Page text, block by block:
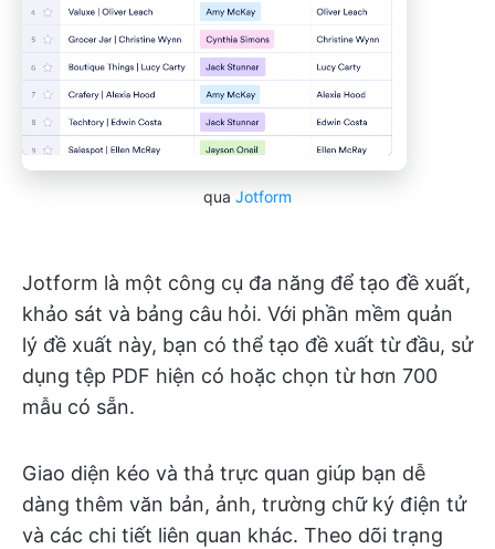
qua Jotform
Jotform là một công cụ đa năng để tạo đề xuất,
khảo sát và bảng câu hỏi. Với phần mềm quản
lý đề xuất này, bạn có thể tạo đề xuất từ đầu, sử
dụng tệp PDF hiện có hoặc chọn từ hơn 700
mẫu có sẵn.
Giao diện kéo và thả trực quan giúp bạn dễ
dàng thêm văn bản, ảnh, trường chữ ký điện tử
và các chi tiết liên quan khác. Theo dõi trạng